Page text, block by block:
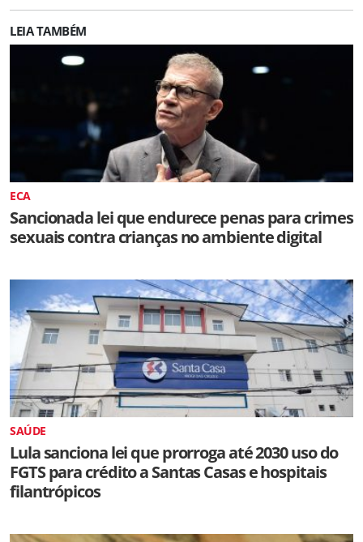
LEIA TAMBÉM
ECA
Sancionada lei que endurece penas para crimes
sexuais contra crianças no ambiente digital
SAÚDE
Lula sanciona lei que prorroga até 2030 uso do
FGTS para crédito a Santas Casas e hospitais
filantrópicos